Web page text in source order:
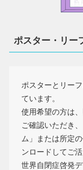
ポスター・リー
ポスターとリー
ています。
使用希望の方は
ご確認いただき
ム」または所定
ンロードしてご活
世界自閉症啓発